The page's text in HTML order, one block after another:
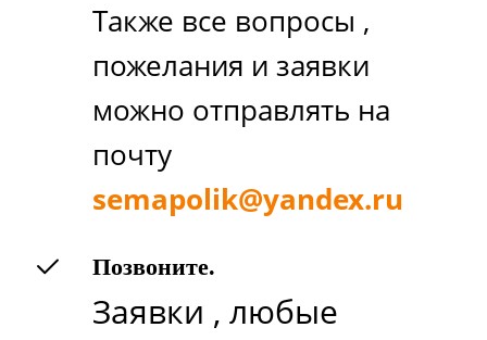
Также все вопросы ,
пожелания и заявки
можно отправлять на
почту
semapolik@yandex.ru
Позвоните.
Заявки , любые